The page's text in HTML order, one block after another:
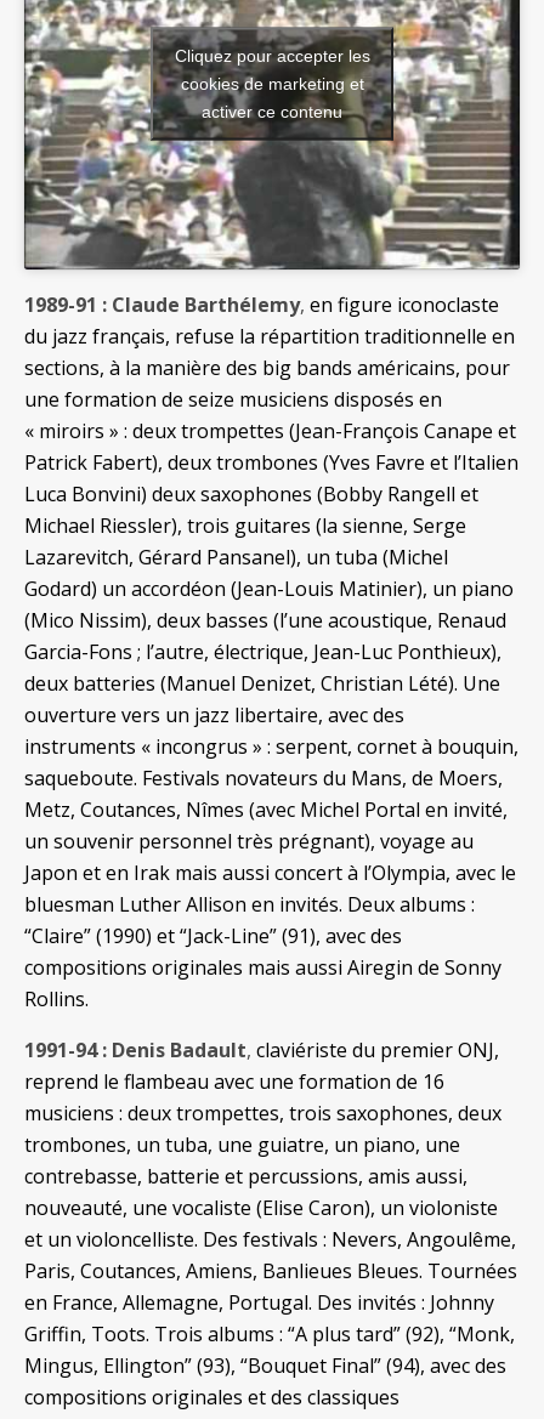
Cliquez pour accepter les
cookies de marketing et
activer ce contenu
1989-91 : Claude Barthélemy, en figure iconoclaste
du jazz français, refuse la répartition traditionnelle en
sections, à la manière des big bands américains, pour
une formation de seize musiciens disposés en
« miroirs » : deux trompettes (Jean-François Canape et
Patrick Fabert), deux trombones (Yves Favre et l’Italien
Luca Bonvini) deux saxophones (Bobby Rangell et
Michael Riessler), trois guitares (la sienne, Serge
Lazarevitch, Gérard Pansanel), un tuba (Michel
Godard) un accordéon (Jean-Louis Matinier), un piano
(Mico Nissim), deux basses (l’une acoustique, Renaud
Garcia-Fons ; l’autre, électrique, Jean-Luc Ponthieux),
deux batteries (Manuel Denizet, Christian Lété). Une
ouverture vers un jazz libertaire, avec des
instruments « incongrus » : serpent, cornet à bouquin,
saqueboute. Festivals novateurs du Mans, de Moers,
Metz, Coutances, Nîmes (avec Michel Portal en invité,
un souvenir personnel très prégnant), voyage au
Japon et en Irak mais aussi concert à l’Olympia, avec le
bluesman Luther Allison en invités. Deux albums :
“Claire” (1990) et “Jack-Line” (91), avec des
compositions originales mais aussi Airegin de Sonny
Rollins.
1991-94 : Denis Badault, claviériste du premier ONJ,
reprend le flambeau avec une formation de 16
musiciens : deux trompettes, trois saxophones, deux
trombones, un tuba, une guiatre, un piano, une
contrebasse, batterie et percussions, amis aussi,
nouveauté, une vocaliste (Elise Caron), un violoniste
et un violoncelliste. Des festivals : Nevers, Angoulême,
Paris, Coutances, Amiens, Banlieues Bleues. Tournées
en France, Allemagne, Portugal. Des invités : Johnny
Griffin, Toots. Trois albums : “A plus tard” (92), “Monk,
Mingus, Ellington” (93), “Bouquet Final” (94), avec des
compositions originales et des classiques